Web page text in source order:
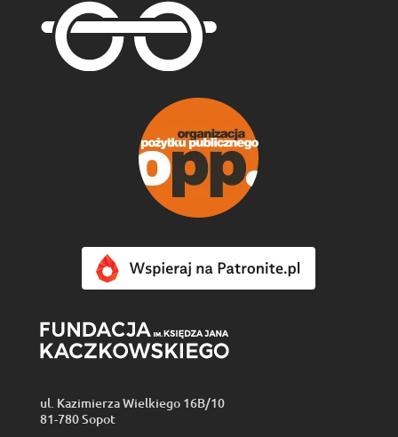
ul. Kazimierza Wielkiego 16B/10
81-780 Sopot